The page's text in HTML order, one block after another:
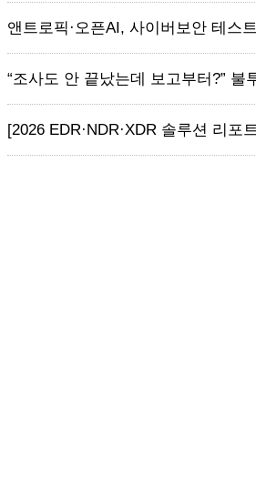
앤트로픽·오픈AI, 사이버보안 테스
“조사도 안 끝났는데 보고부터?” 불
[2026 EDR·NDR·XDR 솔루션 리포